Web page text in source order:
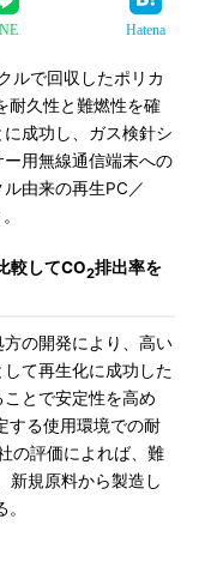
Hatena
ルで回収したポリカ
耐久性と難燃性を確
成功し、ガス検針シ
用無線通信端末への
由来の再生PC／
較してCO2排出率を
の開発により、高い
て再生化に成功した
とで安定性を高め
する使用環境での耐
の評価によれば、難
新規原料から製造し